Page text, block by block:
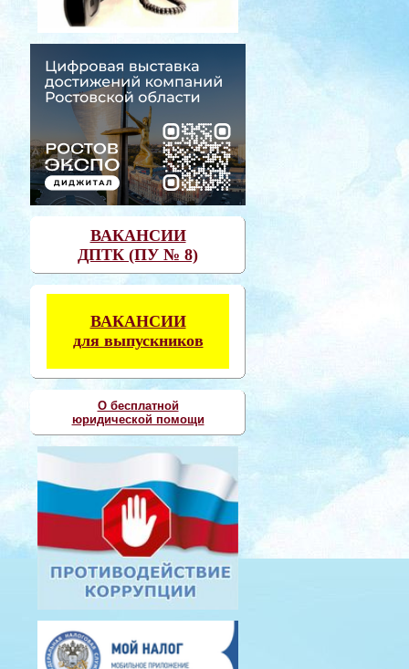
ВАКАНСИИ
ДПТК (ПУ № 8)
ВАКАНСИИ
для выпускников
О бесплатной
юридической помощи